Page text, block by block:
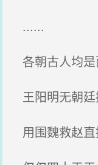
......
各朝古人均是
王阳明无朝廷
用围魏救赵直